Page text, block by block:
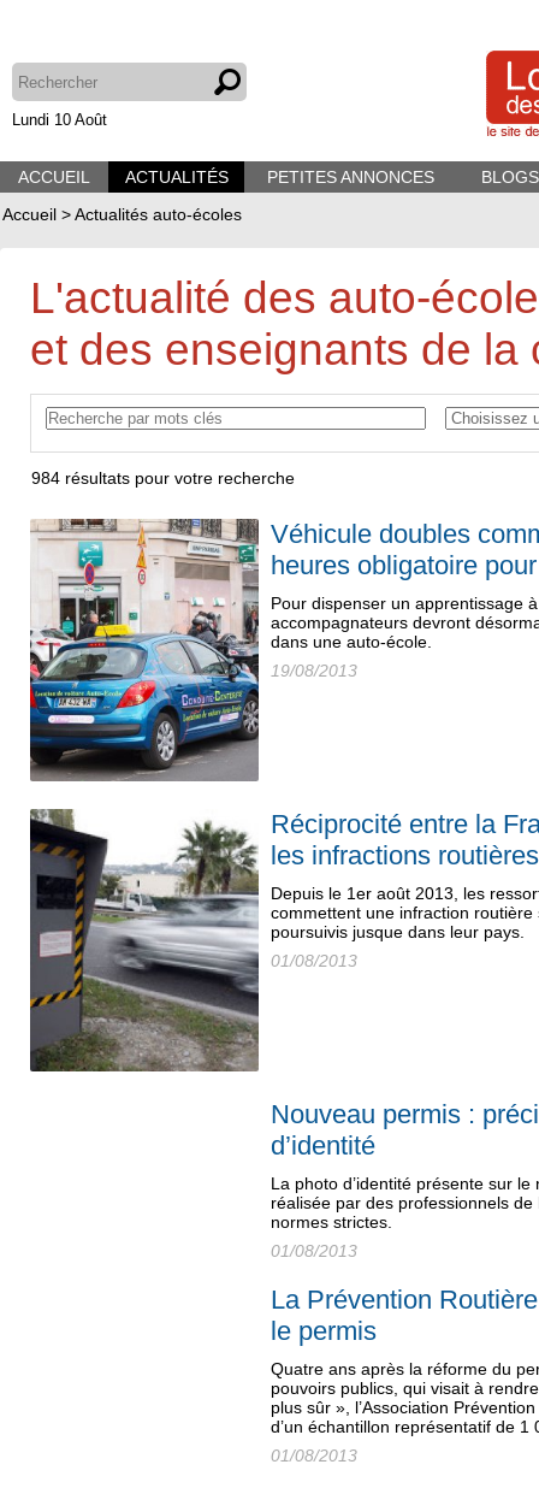
Lundi 10 Août
ACCUEIL ACTUALITÉS PETITES ANNONCES
Accueil >Actualités auto-écoles
L'actualité des auto-
et des enseignants de la
984 résultats pour votre recherche
Véhicule doubles
heures obligatoire
Pour dispenser un apprentissage
accompagnateurs devront
dans une auto-école.
19/08/2013
Réciprocité entre la
les infractions routières
Depuis le 1er août 2013, les
commettent une infraction
poursuivis jusque dans leur pays.
01/08/2013
Nouveau permis :
d’identité
La photo d’identité présente sur
réalisée par des professionnels
normes strictes.
01/08/2013
La Prévention
le permis
Quatre ans après la réforme du
pouvoirs publics, qui visait à
plus sûr », l’Association
d’un échantillon représentatif de
01/08/2013